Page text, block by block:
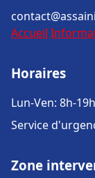
Accueil
Horaires
Lun-Ven: 8h-19h
Service
Zone